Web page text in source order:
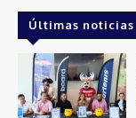
Últimas noticias